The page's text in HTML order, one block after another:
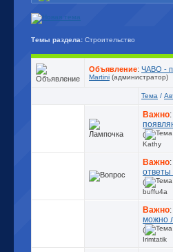
Темы раздела: Строительство
Объявление: ЧАВО -
Martini (администратор)
Тема /
Важно:
(
Kathy
Важно:
ответы
(
buffu4a
Важно:
можно
(
Irimtatik